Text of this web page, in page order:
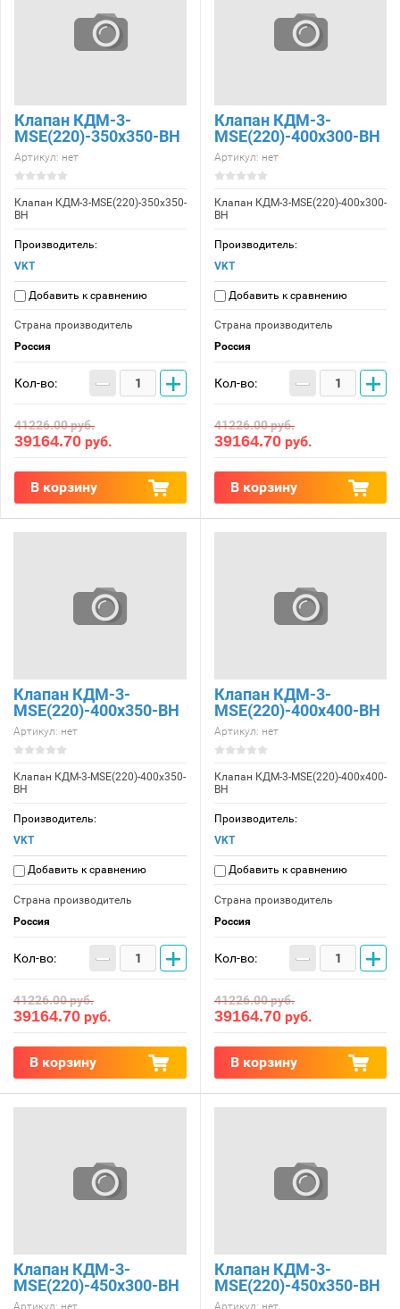
Клапан КДМ-3-
МSE(220)-350x350-ВН
Артикул: нет
Клапан КДМ-3-МSE(220)-350x350-
ВН
Производитель:
VKT
Добавить к сравнению
Страна производитель
Россия
Кол-во: − +
41226.00руб.
39164.70 руб.
В корзину
Клапан КДМ-3-
МSE(220)-400x300-ВН
Артикул: нет
Клапан КДМ-3-МSE(220)-400x300-
ВН
Производитель:
VKT
Добавить к сравнению
Страна производитель
Россия
Кол-во: − +
41226.00руб.
39164.70 руб.
В корзину
Клапан КДМ-3-
МSE(220)-400x350-ВН
Артикул: нет
Клапан КДМ-3-МSE(220)-400x350-
ВН
Производитель:
VKT
Добавить к сравнению
Страна производитель
Россия
Кол-во: − +
41226.00руб.
39164.70 руб.
В корзину
Клапан КДМ-3-
МSE(220)-400x400-ВН
Артикул: нет
Клапан КДМ-3-МSE(220)-400x400-
ВН
Производитель:
VKT
Добавить к сравнению
Страна производитель
Россия
Кол-во: − +
41226.00руб.
39164.70 руб.
В корзину
Клапан КДМ-3-
МSE(220)-450x300-ВН
Артикул: нет
Клапан КДМ-3-
МSE(220)-450x350-ВН
Артикул: нет